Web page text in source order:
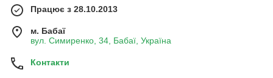
Працює з 28.10.2013
м. Бабаї
вул. Симиренко, 34, Бабаї, Україна
Контакти